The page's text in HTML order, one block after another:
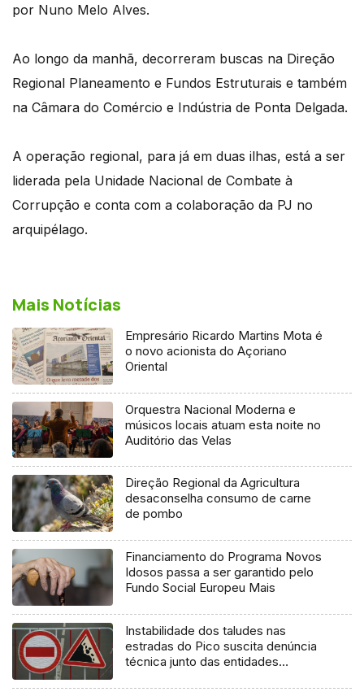
por Nuno Melo Alves.
Ao longo da manhã, decorreram buscas na Direção
Regional Planeamento e Fundos Estruturais e também
na Câmara do Comércio e Indústria de Ponta Delgada.
A operação regional, para já em duas ilhas, está a ser
liderada pela Unidade Nacional de Combate à
Corrupção e conta com a colaboração da PJ no
arquipélago.
Mais Notícias
Empresário Ricardo Martins Mota é
o novo acionista do Açoriano
Oriental
Orquestra Nacional Moderna e
músicos locais atuam esta noite no
Auditório das Velas
Direção Regional da Agricultura
desaconselha consumo de carne
de pombo
Financiamento do Programa Novos
Idosos passa a ser garantido pelo
Fundo Social Europeu Mais
Instabilidade dos taludes nas
estradas do Pico suscita denúncia
técnica junto das entidades